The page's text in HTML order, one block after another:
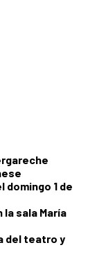
domingo 1 de
la sala María
del teatro y